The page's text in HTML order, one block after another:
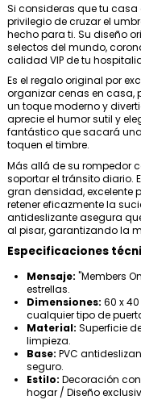
Si consideras que tu casa
privilegio de cruzar el
hecho para ti. Su diseño
selectos del mundo,
calidad VIP de tu
Es el regalo original por
organizar cenas en casa,
un toque moderno y
aprecie el humor sutil y
fantástico que sacará
toquen el timbre.
Más allá de su rompedor
soportar el tránsito diario.
gran densidad, excelente
retener eficazmente la
antideslizante asegura
al pisar, garantizando la
Especificaciones
Mensaje: "Members
estrellas.
Dimensiones: 60 x
cualquier tipo de
Material: Superficie
limpieza.
Base: PVC
seguro.
Estilo: Decoración
hogar / Diseño